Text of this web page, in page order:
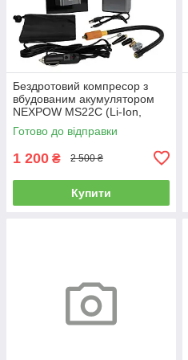
Бездротовий компресор з
вбудованим акумулятором
NEXPOW MS22C (Li-Ion,
6000 mAh, 60W)
Готово до відправки
1 200 ₴ 2 500 ₴
Купити